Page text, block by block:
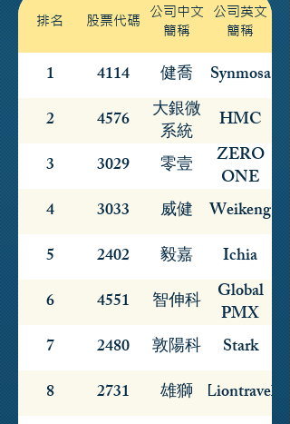
排名 股票代碼
公司中文
簡稱
公司英文
簡稱
1 4114 健喬
Synmosa
2
4576 大銀微
系統
HMC
3
3029 零壹 ZERO
ONE
4
3033 威健 Weikeng
5
2402 毅嘉
Ichia
6
4551 智伸科 Global
PMX
7
2480 敦陽科
Stark
8
2731 雄獅 Liontravel